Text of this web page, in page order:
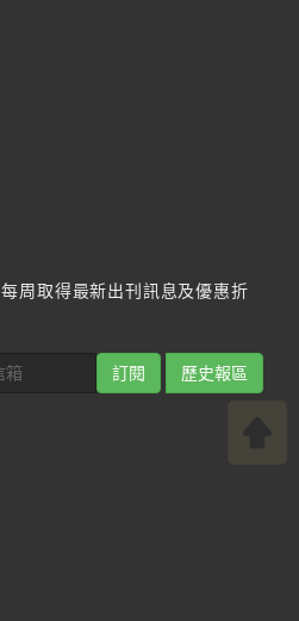
每周取得最新出刊訊息及優惠折
訂閱 歷史報區